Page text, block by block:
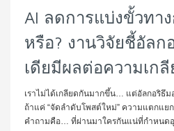
AI ลดการแบ่งขั้วทาง
หรือ? งานวิจัยชี้อัลก
เดียมีผลต่อความเก
เราไม่ได้เกลียดกันมากขึ้น… แต่อัลกอริธึม
ถ้าแค่ “จัดลำดับโพสต์ใหม่” ความแตกแยก
คำถามคือ… ที่ผ่านมาใครกันแน่ที่กำหนด